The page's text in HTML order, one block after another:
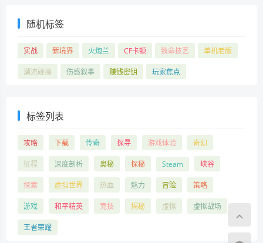
随机标签
实战 新境界 火炮兰 CF卡顿 致命技艺 单机老版
潮流碰撞 伤感叙事 赚钱密钥 玩家焦点
标签列表
攻略 下载 传奇 探寻 游戏体验 奇幻
征程 深度剖析 奥秘 探秘 Steam 峡谷
探索 虚拟世界 热血 魅力 冒险 策略
游戏 和平精英 竞技 揭秘 虚拟 虚拟战场
王者荣耀